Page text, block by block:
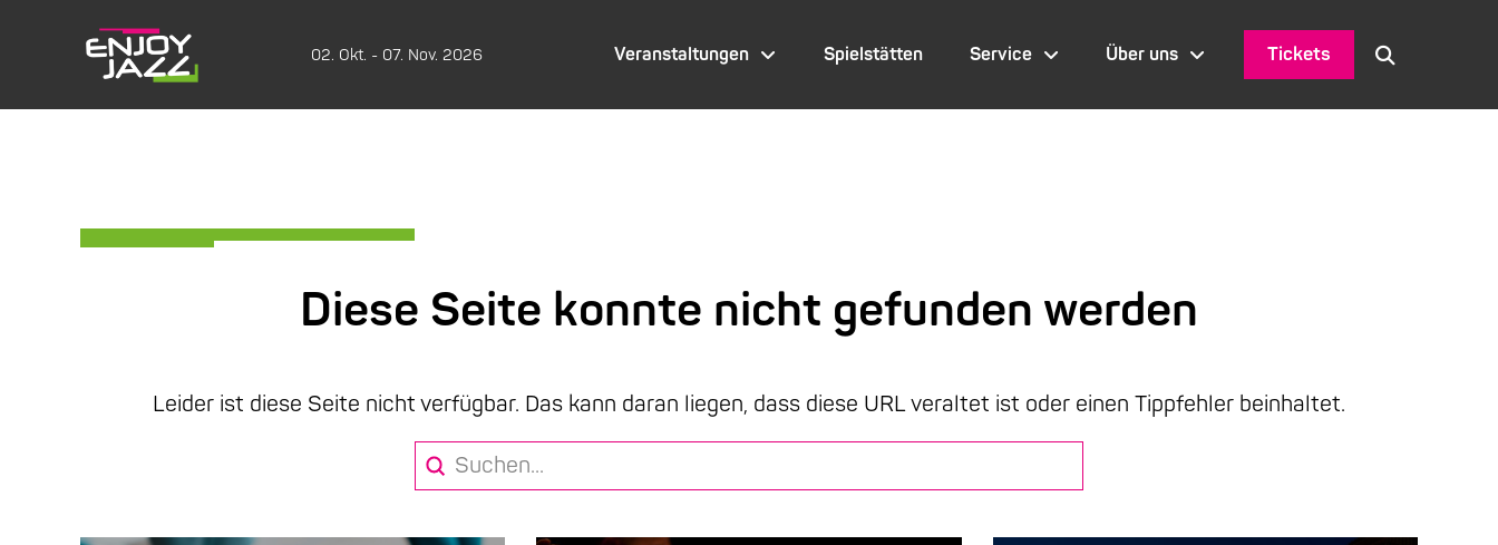
02. Okt. - 07. Nov. 2026 Veranstaltungen Spielstätten Service Über uns Tickets
Diese Seite konnte nicht gefunden werden
Leider ist diese Seite nicht verfügbar. Das kann daran liegen, dass diese URL veraltet ist oder einen Tippfehler beinhaltet.
Search
Submit